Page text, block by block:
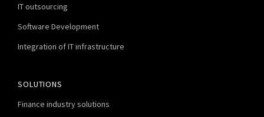
IT outsourcing
Software Development
Integration of IT infrastructure
SOLUTIONS
Finance industry solutions